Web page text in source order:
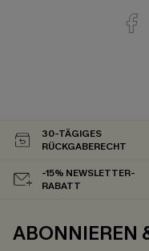
30-TÄGIGES
RÜCKGABERECHT
-15% NEWSLETTER-
RABATT
ABONNIEREN